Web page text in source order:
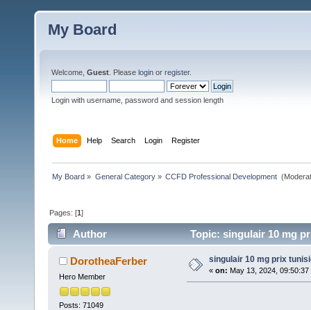
My Board
Welcome, Guest . Please login or register.
Login with username, password and session length
Home Help Search Login Register
My Board » General Category» CCFD Professional Development
Pages: [1]
Author Topic: singulair 10 mg
DorotheaFerber
Hero Member
Posts: 71049
singulair 10 mg prix
« on: May 13, 2024, 09:50:37